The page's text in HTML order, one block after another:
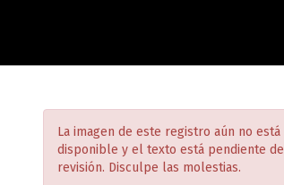
La imagen de este registro aún no está
disponible y el texto está pendiente de
revisión. Disculpe las molestias.